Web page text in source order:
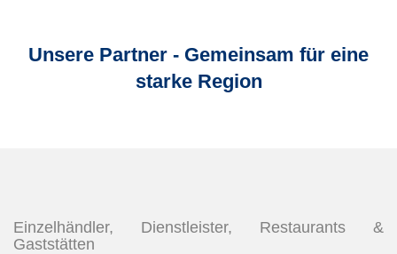
Unsere Partner - Gemeinsam für eine
starke Region
Einzelhändler, Dienstleister, Restaurants &
Gaststätten